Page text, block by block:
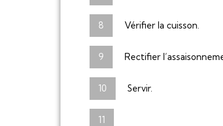
Vérifier la cuisson.
Rectifier
Servir.